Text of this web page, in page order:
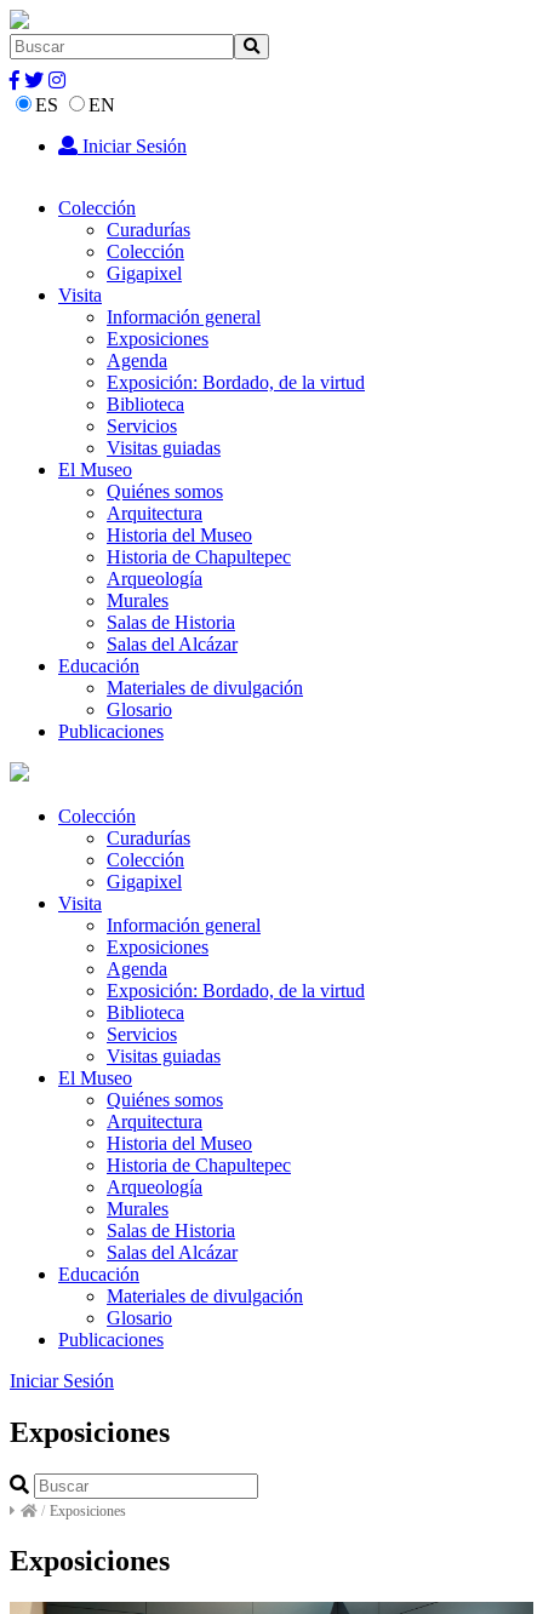
ES
EN
Iniciar Sesión
Colección
Curadurías
Colección
Gigapixel
Visita
Información general
Exposiciones
Agenda
Exposición: Bordado, de la virtud
Biblioteca
Servicios
Visitas guiadas
El Museo
Quiénes somos
Arquitectura
Historia del Museo
Historia de Chapultepec
Arqueología
Murales
Salas de Historia
Salas del Alcázar
Educación
Materiales de divulgación
Glosario
Publicaciones
Colección
Curadurías
Colección
Gigapixel
Visita
Información general
Exposiciones
Agenda
Exposición: Bordado, de la virtud
Biblioteca
Servicios
Visitas guiadas
El Museo
Quiénes somos
Arquitectura
Historia del Museo
Historia de Chapultepec
Arqueología
Murales
Salas de Historia
Salas del Alcázar
Educación
Materiales de divulgación
Glosario
Publicaciones
Iniciar Sesión
Exposiciones
/ Exposiciones
Exposiciones